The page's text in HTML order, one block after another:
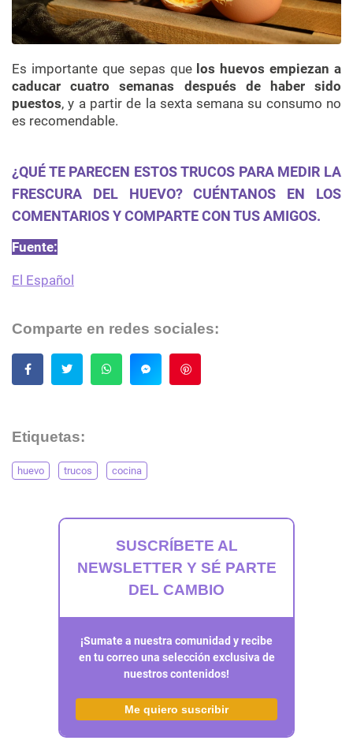
Es importante que sepas que los huevos empiezan a
caducar cuatro semanas después de haber sido
puestos, y a partir de la sexta semana su consumo no
es recomendable.
¿QUÉ TE PARECEN ESTOS TRUCOS PARA MEDIR LA
FRESCURA DEL HUEVO? CUÉNTANOS EN LOS
COMENTARIOS Y COMPARTE CON TUS AMIGOS.
Fuente:
El Español
Comparte en redes sociales:
Etiquetas:
huevo trucos cocina
SUSCRÍBETE AL
NEWSLETTER Y SÉ PARTE
DEL CAMBIO
¡Sumate a nuestra comunidad y recibe
en tu correo una selección exclusiva de
nuestros contenidos!
Me quiero suscribir